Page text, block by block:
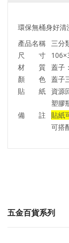
環保無桶身好清
產品名稱 三分
尺 寸
材 質 蓋子
顏 色 蓋子
貼 紙
資源
塑膠
備 註
貼紙
可搭
五金百貨系列